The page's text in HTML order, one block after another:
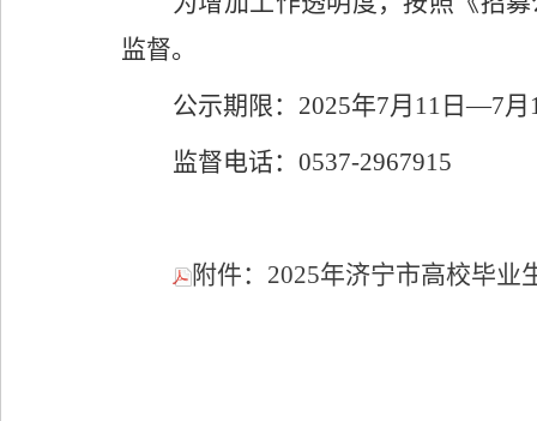
监督。
公示期限：2025年7月11日—7月
监督电话：0537-2967915
附件：2025年济宁市高校毕业